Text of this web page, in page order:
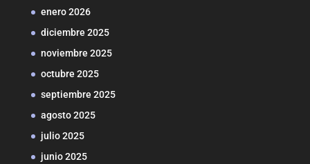
enero 2026
diciembre 2025
noviembre 2025
octubre 2025
septiembre 2025
agosto 2025
julio 2025
junio 2025